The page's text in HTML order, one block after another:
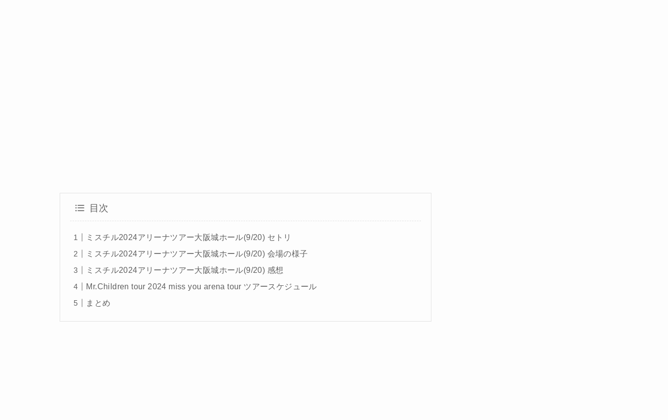
目次
ミスチル2024アリーナツアー大阪城ホール(9/20) セトリ
ミスチル2024アリーナツアー大阪城ホール(9/20) 会場の様子
ミスチル2024アリーナツアー大阪城ホール(9/20) 感想
Mr.Children tour 2024 miss you arena tour ツアースケジュール
まとめ